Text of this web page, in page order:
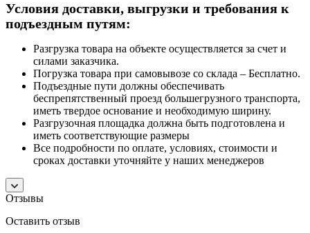
Условия доставки, выгрузки и требования к
подъездным путям:
Разгрузка товара на объекте осуществляется за счет и
силами заказчика.
Погрузка товара при самовывозе со склада – Бесплатно.
Подъездные пути должны обеспечивать
беспрепятственный проезд большегрузного транспорта,
иметь твердое основание и необходимую ширину.
Разгрузочная площадка должна быть подготовлена и
иметь соответствующие размеры
Все подробности по оплате, условиях, стоимости и
сроках доставки уточняйте у наших менеджеров
Отзывы
Оставить отзыв